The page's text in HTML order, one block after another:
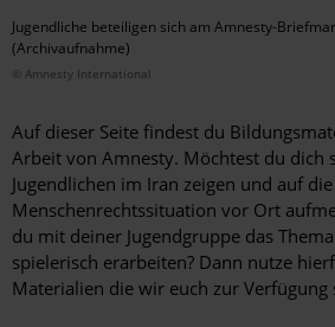
Jugendliche beteiligen sich am Amnesty-
(Archivaufnahme)
© Amnesty International
Auf dieser Seite findest du
Arbeit von Amnesty. Möchtest du dich
Jugendlichen im Iran zeigen und auf die
Menschenrechtssituation vor Ort
du mit deiner Jugendgruppe das
spielerisch erarbeiten? Dann nutze
Materialien die wir euch zur Verfügung